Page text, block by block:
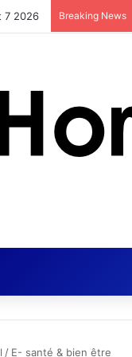
7 2026 Breaking News
/ E- santé & bien être